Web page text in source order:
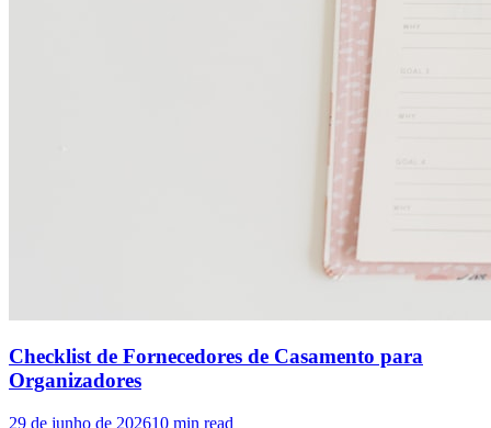
Checklist de Fornecedores de Casamento para
Organizadores
29 de junho de 202610 min read